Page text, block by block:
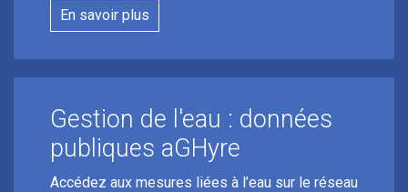
En savoir plus
Gestion de l'eau : données
publiques aGHyre
Accédez aux mesures liées à l’eau sur le réseau